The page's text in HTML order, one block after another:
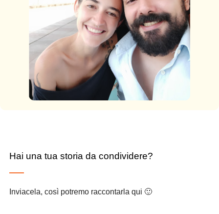
Hai una tua storia da condividere?
Inviacela, così potremo raccontarla qui 🙂